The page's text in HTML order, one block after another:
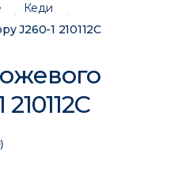
Кеди
J260-1 210112C